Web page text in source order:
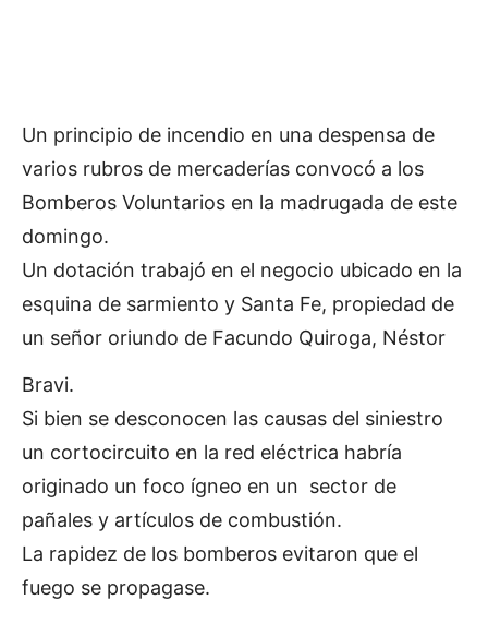
Un principio de incendio en una despensa de
varios rubros de mercaderías convocó a los
Bomberos Voluntarios en la madrugada de este
domingo.
Un dotación trabajó en el negocio ubicado en la
esquina de sarmiento y Santa Fe, propiedad de
un señor oriundo de Facundo Quiroga, Néstor
Bravi.
Si bien se desconocen las causas del siniestro
un cortocircuito en la red eléctrica habría
originado un foco ígneo en un sector de
pañales y artículos de combustión.
La rapidez de los bomberos evitaron que el
fuego se propagase.